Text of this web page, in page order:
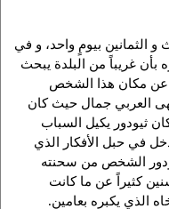
و الثمانين بيومٍ واحد، و في
بأن غريباً من البلدة يبحث
عن مكان هذا الشخص
العربي جمال حيث كان
ثيودور يكيل السباب
في حبل الأفكار الذي
الشخص من سحنته
كثيراً عن ما كانت
الذي يكبره بعامين.